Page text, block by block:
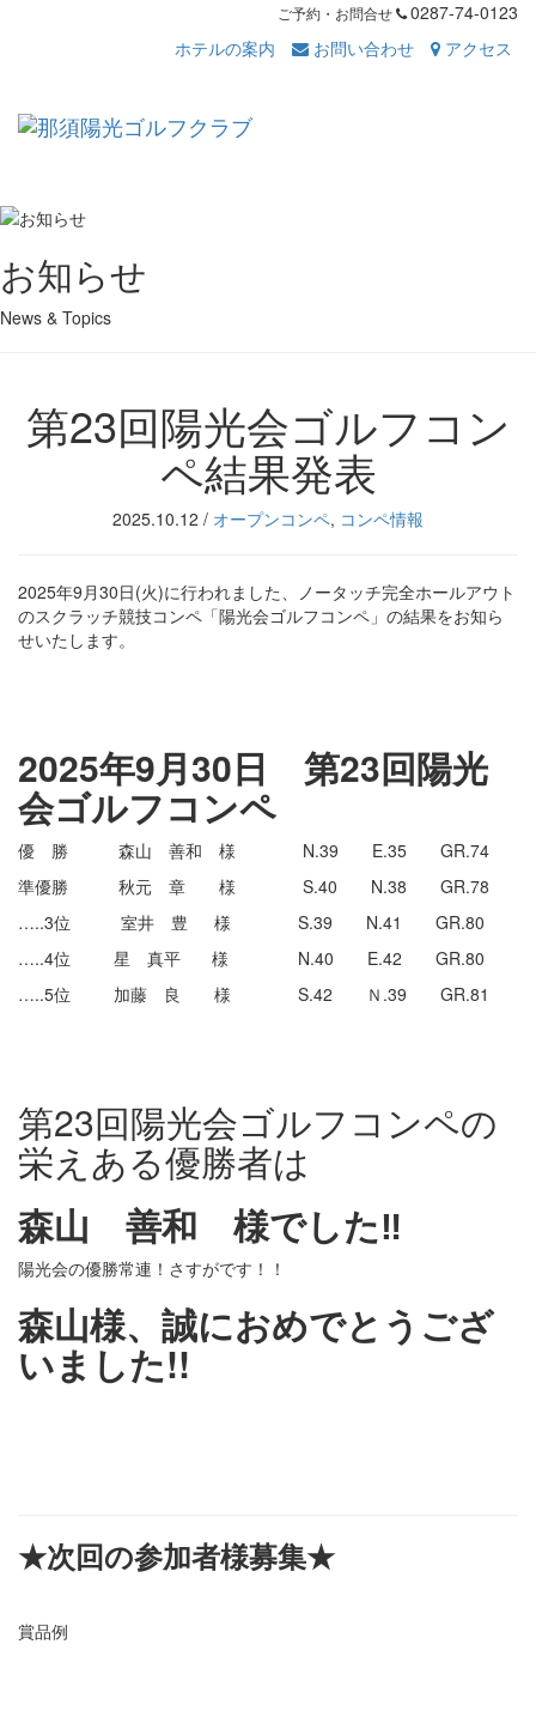
ご予約・お問合せ
0287-74-0123
ホテルの案内
お問い合わせ アクセス
お知らせ
News & Topics
第23回陽光会ゴルフコン
ペ結果発表
2025.10.12 / オープンコンペ, コンペ情報
2025年9月30日(火)に行われました、ノータッチ完全ホールアウト
のスクラッチ競技コンペ「陽光会ゴルフコンペ」の結果をお知ら
せいたします。
2025年9月30日 第23回陽光
会ゴルフコンペ
優 勝 森山 善和 様 N.39 E.35 GR.74
準優勝 秋元 章 様 S.40 N.38 GR.78
…..3位 室井 豊 様 S.39 N.41 GR.80
…..4位 星 真平 様 N.40 E.42 GR.80
…..5位 加藤 良 様 S.42 Ｎ.39 GR.81
第23回陽光会ゴルフコンペの
栄えある優勝者は
森山 善和 様でした‼
陽光会の優勝常連！さすがです！！
森山様、誠におめでとうござ
いました!!
★次回の参加者様募集★
賞品例